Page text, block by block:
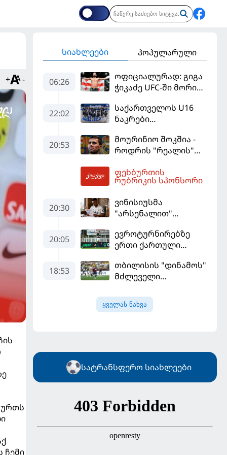
+ -
ჩემი
სიახლეები პოპულარული
06:26
ოფიციალურად: გიგა
ჭიკაძე UFC-ში მორიგ
სექტემბერში
გამართავს
22:02
საქართველოს U16
ნაკრები
ფინალურ ეტაპზე – A
დივიზიონში
20:53
მოურინიო შოკშია -
როდრის "რეალის"
და "ბარსელონაში"
გადადის
ფეხბურთის
რუბრიკის სპონსორი
20:30
ვინისიუსმა
"არსენალით"
გამოიყენა და
"რეალთან"
მომგებიანად
გააგრძელა
20:05
ევროტურნირებზე
ერთი ქართული
18:53
თბილისის "დინამოს"
მძლეველი
"ჰაიდუკთან"
განადგურდა
ყველას ნახვა
სატრანსფერო სიახლეები